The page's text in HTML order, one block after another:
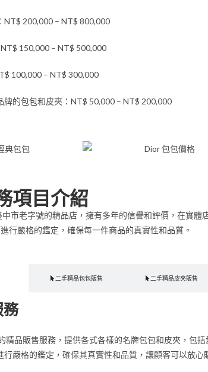
NT$ 200,000 – NT$ 800,000
150,000 – NT$ 500,000
100,000 – NT$ 300,000
牌的包包和皮夾：NT$ 50,000 – NT$ 200,000
項目介紹
中市老字號的精品店，擁有多年的信譽和評價，在實
行嚴格的鑑定，確保每一件商品的真實性和品質。
二手精品包包販售 二手精品皮夾販售
務
精品販售服務，提供各式各樣的名牌包包和皮夾，包
行嚴格的鑑定，確保其真實性和品質，讓顧客可以放心